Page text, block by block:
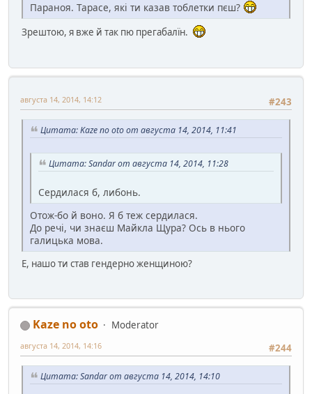
Параноя. Тарасе, які ти казав тоблетки пєш?
Зрештою, я вже й так пю прегабалїн.
#243
августа 14, 2014, 14:12
Цитата: Kaze no oto от августа 14, 2014, 11:41
Цитата: Sandar от августа 14, 2014, 11:28
Сердилася б, либонь.
Отож-бо й воно. Я б теж сердилася.
До речі, чи знаєш Майкла Щура? Ось в нього
галицька мова.
Е, нашо ти став гендерно женщиною?
Kaze no oto
Moderator
#244
августа 14, 2014, 14:16
Цитата: Sandar от августа 14, 2014, 14:10